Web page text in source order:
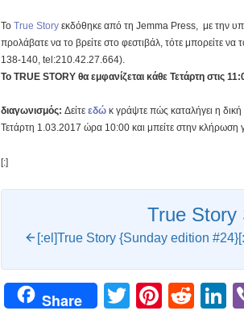
Το True Story εκδόθηκε από τη Jemma Press, με την
προλάβατε να το βρείτε στο φεστιβάλ, τότε μπορείτε να
138-140, tel:210.42.27.664).
Το TRUE STORY θα εμφανίζεται κάθε Τετάρτη στις
διαγωνισμός: Δείτε εδώ κ γράψτε πώς καταλήγει η
Τετάρτη 1.03.2017 ώρα 10:00 και μπείτε στην κλήρωση
[:]
True Story
[:el]True Story {Sunday edition
Share Twitter